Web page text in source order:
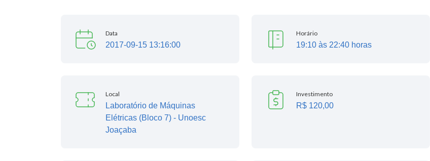
Data
2017-09-15 13:16:00
Horário
19:10 às 22:40 horas
Local
Laboratório de Máquinas
Elétricas (Bloco 7) - Unoesc
Joaçaba
Investimento
R$ 120,00